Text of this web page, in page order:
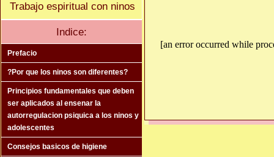
Trabajo espiritual con ninos
Indice:
Prefacio
?Por que los ninos son diferentes?
Principios fundamentales que deben
ser aplicados al ensenar la
autorregulacion psiquica a los ninos y
adolescentes
Consejos basicos de higiene
[an error occurred while